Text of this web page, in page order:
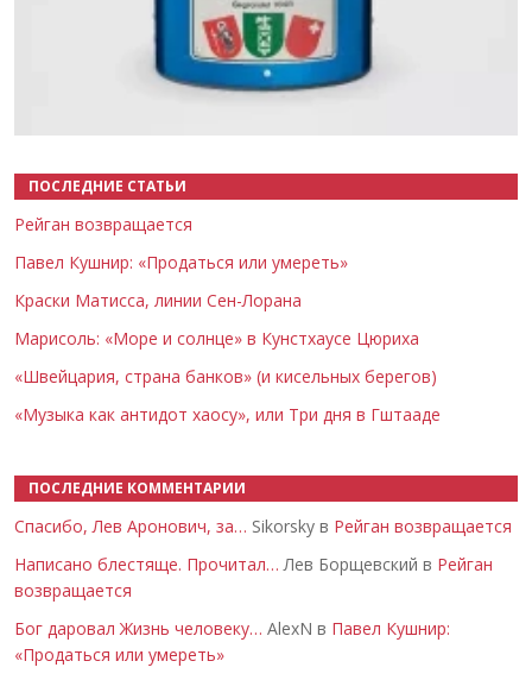
ПОСЛЕДНИЕ СТАТЬИ
Рейган возвращается
Павел Кушнир: «Продаться или умереть»
Краски Матисса, линии Сен-Лорана
Марисоль: «Море и солнце» в Кунстхаусе Цюриха
«Швейцария, страна банков» (и кисельных берегов)
«Музыка как антидот хаосу», или Три дня в Гштааде
ПОСЛЕДНИЕ КОММЕНТАРИИ
Спасибо, Лев Аронович, за… Sikorsky в Рейган возвращается
Написано блестяще. Прочитал… Лев Борщевский в Рейган
возвращается
Бог даровал Жизнь человеку… AlexN в Павел Кушнир:
«Продаться или умереть»